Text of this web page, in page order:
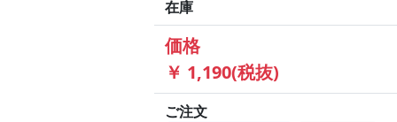
在庫
価格
￥ 1,190(税抜)
ご注文